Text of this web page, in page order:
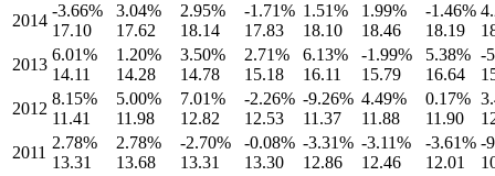
2014
-3.66%
17.10
3.04%
17.62
2.95%
18.14
-1.71%
17.83
1.51%
18.10
1.99%
18.46
-1.46%
18.19
2013
6.01%
14.11
1.20%
14.28
3.50%
14.78
2.71%
15.18
6.13%
16.11
-1.99%
15.79
5.38%
16.64
-
2012
8.15%
11.41
5.00%
11.98
7.01%
12.82
-2.26%
12.53
-9.26%
11.37
4.49%
11.88
0.17%
11.90
2011
2.78%
13.31
2.78%
13.68
-2.70%
13.31
-0.08%
13.30
-3.31%
12.86
-3.11%
12.46
-3.61%
12.01
-